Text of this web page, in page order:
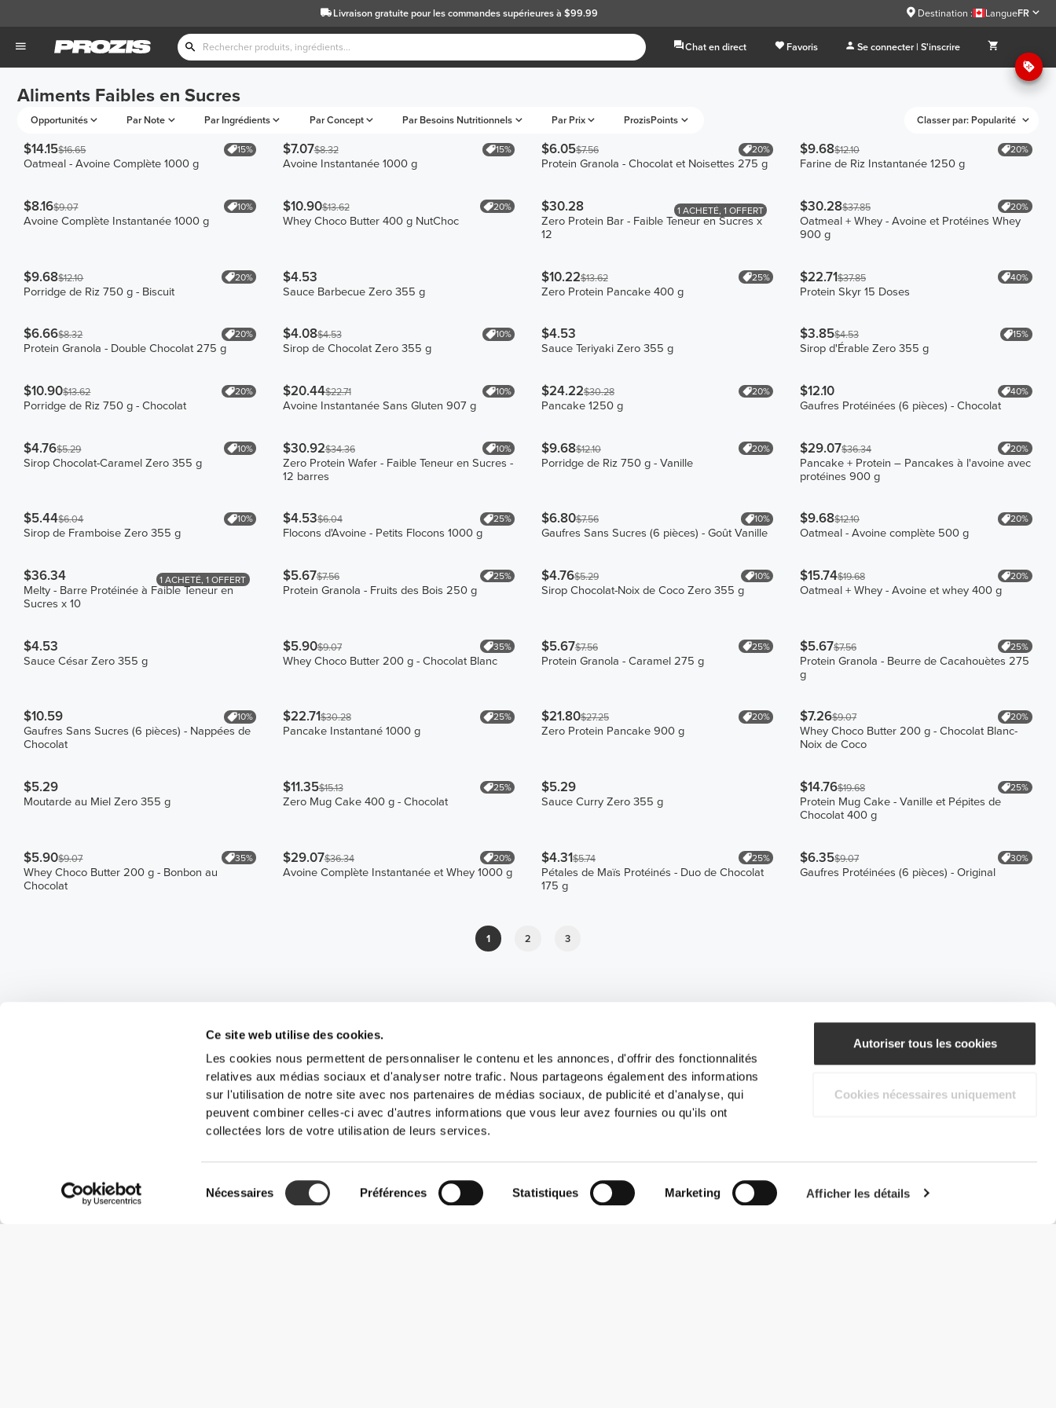
Ce site web utilise des cookies.
Les cookies nous permettent de personnaliser le contenu et les annonces, d'offrir des fonctionnalités
relatives aux médias sociaux et d'analyser notre trafic. Nous partageons également des informations
sur l'utilisation de notre site avec nos partenaires de médias sociaux, de publicité et d'analyse, qui
peuvent combiner celles-ci avec d'autres informations que vous leur avez fournies ou qu'ils ont
collectées lors de votre utilisation de leurs services.
du
Nécessaires Préférences Statistiques Marketing Afficher les détails
Autoriser tous les cookies
Cookies nécessaires uniquement
Livraison gratuitepour les commandes supérieures à $99.99 Destination : LangueFR
Chat en direct Favoris Se connecter | S'inscrire
Aliments Faibles en Sucres
Opportunités Par Note Par Ingrédients Par Concept Par Besoins Nutritionnels Par Prix ProzisPoints Classer par: Popularité
$14.15$16.65 15%
Oatmeal - Avoine Complète 1000 g
$7.07$8.32 15%
Avoine Instantanée 1000 g
$6.05$7.56 20%
Protein Granola - Chocolat et Noisettes 275 g
$9.68$12.10 20%
Farine de Riz Instantanée 1250 g
$8.16$9.07 10%
Avoine Complète Instantanée 1000 g
$10.90$13.62 20%
Whey Choco Butter 400 g NutChoc
1 ACHETÉ, 1 OFFERT
$30.28
Zero Protein Bar - Faible Teneur en Sucres x
12
$30.28$37.85 20%
Oatmeal + Whey - Avoine et Protéines Whey
900 g
$9.68$12.10 20%
Porridge de Riz 750 g - Biscuit
$4.53
Sauce Barbecue Zero 355 g
$10.22$13.62 25%
Zero Protein Pancake 400 g
$22.71$37.85 40%
Protein Skyr 15 Doses
$6.66$8.32 20%
Protein Granola - Double Chocolat 275 g
$4.08$4.53 10%
Sirop de Chocolat Zero 355 g
$4.53
Sauce Teriyaki Zero 355 g
$3.85$4.53 15%
Sirop d'Érable Zero 355 g
$10.90$13.62 20%
Porridge de Riz 750 g - Chocolat
$20.44$22.71 10%
Avoine Instantanée Sans Gluten 907 g
$24.22$30.28 20%
Pancake 1250 g
$12.10 40%
Gaufres Protéinées (6 pièces) - Chocolat
$4.76$5.29 10%
Sirop Chocolat-Caramel Zero 355 g
$30.92$34.36 10%
Zero Protein Wafer - Faible Teneur en Sucres -
12 barres
$9.68$12.10 20%
Porridge de Riz 750 g - Vanille
$29.07$36.34 20%
Pancake + Protein – Pancakes à l'avoine avec
protéines 900 g
$5.44$6.04 10%
Sirop de Framboise Zero 355 g
$4.53$6.04 25%
Flocons d'Avoine - Petits Flocons 1000 g
$6.80$7.56 10%
Gaufres Sans Sucres (6 pièces) - Goût Vanille
$9.68$12.10 20%
Oatmeal - Avoine complète 500 g
1 ACHETÉ, 1 OFFERT
$36.34
Melty - Barre Protéinée à Faible Teneur en
Sucres x 10
$5.67$7.56 25%
Protein Granola - Fruits des Bois 250 g
$4.76$5.29 10%
Sirop Chocolat-Noix de Coco Zero 355 g
$15.74$19.68 20%
Oatmeal + Whey - Avoine et whey 400 g
$4.53
Sauce César Zero 355 g
$5.90$9.07 35%
Whey Choco Butter 200 g - Chocolat Blanc
$5.67$7.56 25%
Protein Granola - Caramel 275 g
$5.67$7.56 25%
Protein Granola - Beurre de Cacahouètes 275
g
$10.59 10%
Gaufres Sans Sucres (6 pièces) - Nappées de
Chocolat
$22.71$30.28 25%
Pancake Instantané 1000 g
$21.80$27.25 20%
Zero Protein Pancake 900 g
$7.26$9.07 20%
Whey Choco Butter 200 g - Chocolat Blanc-
Noix de Coco
$5.29
Moutarde au Miel Zero 355 g
$11.35$15.13 25%
Zero Mug Cake 400 g - Chocolat
$5.29
Sauce Curry Zero 355 g
$14.76$19.68 25%
Protein Mug Cake - Vanille et Pépites de
Chocolat 400 g
$5.90$9.07 35%
Whey Choco Butter 200 g - Bonbon au
Chocolat
$29.07$36.34 20%
Avoine Complète Instantanée et Whey 1000 g
$4.31$5.74 25%
Pétales de Maïs Protéinés - Duo de Chocolat
175 g
$6.35$9.07 30%
Gaufres Protéinées (6 pièces) - Original
1 2 3